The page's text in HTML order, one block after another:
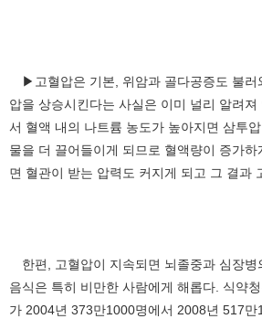
▶고혈압은 기본, 위암과 골다공증도 불러
압을 상승시킨다는 사실은 이미 널리 알려
서 혈액 내의 나트륨 농도가 높아지면 삼투
물을 더 끌어들이게 되므로 혈액량이 증가
면 혈관이 받는 압력도 커지게 되고 그 결과
한편, 고혈압이 지속되면 뇌졸중과 심장병
음식은 특히 비만한 사람에게 해롭다. 식약
가 2004년 373만1000명에서 2008년 517